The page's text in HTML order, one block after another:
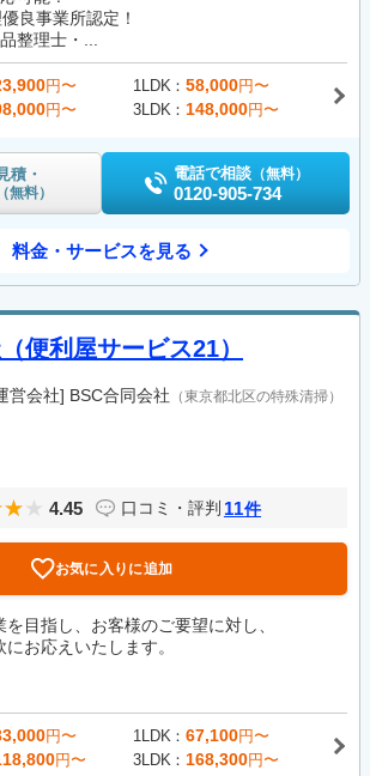
良事業所認定！
整理士・...
円〜 1LDK 58,000円〜
円〜 3LDK 148,000円〜
積・
（無料）
電話で相談 （無料）
0120-905-734
料金・サービスを見る
便利屋サービス21）
営会社] BSC合同会社 （東京都北区の特殊清掃）
4.45 口コミ・評判 11件
お気に入りに追加
目指し、お客様のご要望に対し、
お応えいたします。
円〜 1LDK 67,100円〜
円〜 3LDK 168,300円〜